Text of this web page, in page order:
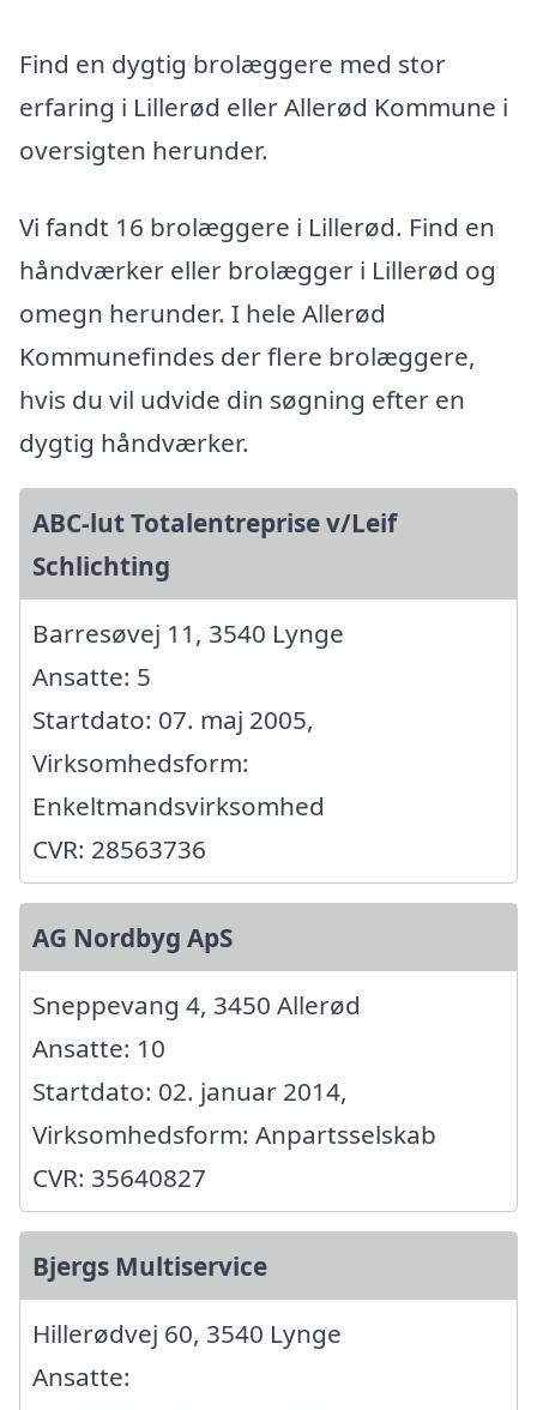
Find en dygtig brolæggere med stor
erfaring i Lillerød eller Allerød Kommune i
oversigten herunder.
Vi fandt 16 brolæggere i Lillerød. Find en
håndværker eller brolægger i Lillerød og
omegn herunder. I hele Allerød
Kommunefindes der flere brolæggere,
hvis du vil udvide din søgning efter en
dygtig håndværker.
ABC-lut Totalentreprise v/Leif
Schlichting
Barresøvej 11, 3540 Lynge
Ansatte: 5
Startdato: 07. maj 2005,
Virksomhedsform:
Enkeltmandsvirksomhed
CVR: 28563736
AG Nordbyg ApS
Sneppevang 4, 3450 Allerød
Ansatte: 10
Startdato: 02. januar 2014,
Virksomhedsform: Anpartsselskab
CVR: 35640827
Bjergs Multiservice
Hillerødvej 60, 3540 Lynge
Ansatte: